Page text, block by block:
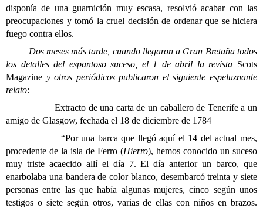
disponía de una guarnición muy escasa, resolvió acabar con las
preocupaciones y tomó la cruel decisión de ordenar que se hiciera
fuego contra ellos.
Dos meses más tarde, cuando llegaron a Gran Bretaña todos
los detalles del espantoso suceso, el 1 de abril la revista Scots
Magazine y otros periódicos publicaron el siguiente espeluznante
relato:
Extracto de una carta de un caballero de Tenerife a un
amigo de Glasgow, fechada el 18 de diciembre de 1784
“Por una barca que llegó aquí el 14 del actual mes,
procedente de la isla de Ferro (Hierro), hemos conocido un suceso
muy triste acaecido allí el día 7. El día anterior un barco, que
enarbolaba una bandera de color blanco, desembarcó treinta y siete
personas entre las que había algunas mujeres, cinco según unos
testigos o siete según otros, varias de ellas con niños en brazos.